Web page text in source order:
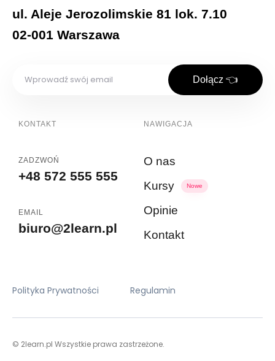
ul. Aleje Jerozolimskie 81 lok. 7.10
02-001 Warszawa
Dołącz 👈
KONTAKT
ZADZWOŃ
+48 572 555 555
EMAIL
biuro@2learn.pl
NAWIGACJA
O nas
Kursy
Nowe
Opinie
Kontakt
Polityka Prywatności Regulamin
© 2learn.pl Wszystkie prawa zastrzeżone.